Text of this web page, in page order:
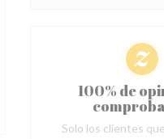
100% de
Solo los clientes